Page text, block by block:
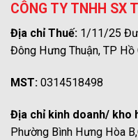
CÔNG TY TNHH SX
Địa chỉ Thuế: 1/11/25
Đông Hưng Thuận, TP Hồ
MST: 0314518498
Địa chỉ kinh doanh/ kho
Phường Bình Hưng Hòa